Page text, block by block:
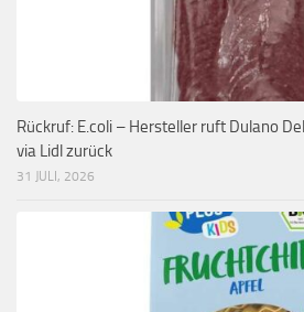
Rückruf: E.coli – Hersteller ruft Dulano
via Lidl zurück
31 JULI, 2026